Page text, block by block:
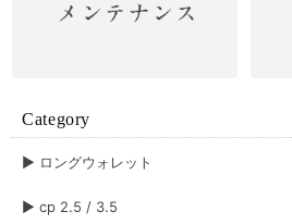
Category
▶︎ ロングウォレット
▶︎ cp 2.5 / 3.5